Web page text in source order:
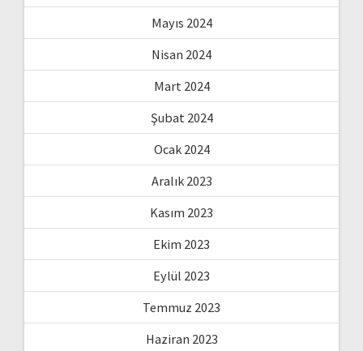
Mayıs 2024
Nisan 2024
Mart 2024
Şubat 2024
Ocak 2024
Aralık 2023
Kasım 2023
Ekim 2023
Eylül 2023
Temmuz 2023
Haziran 2023